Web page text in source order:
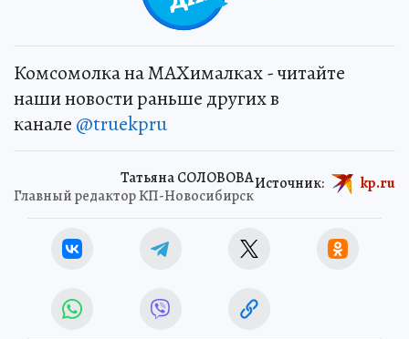
Комсомолка на MAXималках - читайте
наши новости раньше других в
канале @truekpru
Татьяна СОЛОВОВА
Главный редактор КП-Новосибирск
Источник: kp.ru